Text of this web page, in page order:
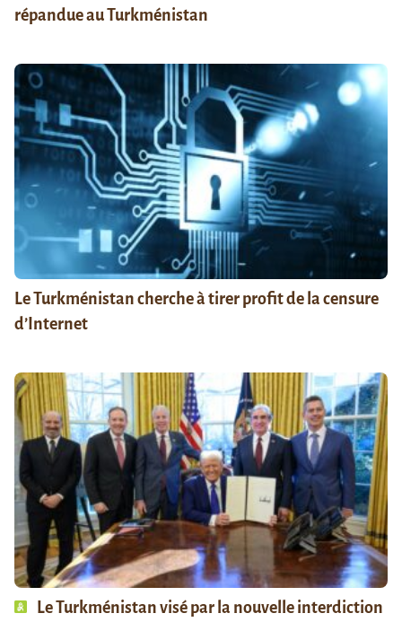
répandue au Turkménistan
Le Turkménistan cherche à tirer profit de la censure
d’Internet
Le Turkménistan visé par la nouvelle interdiction